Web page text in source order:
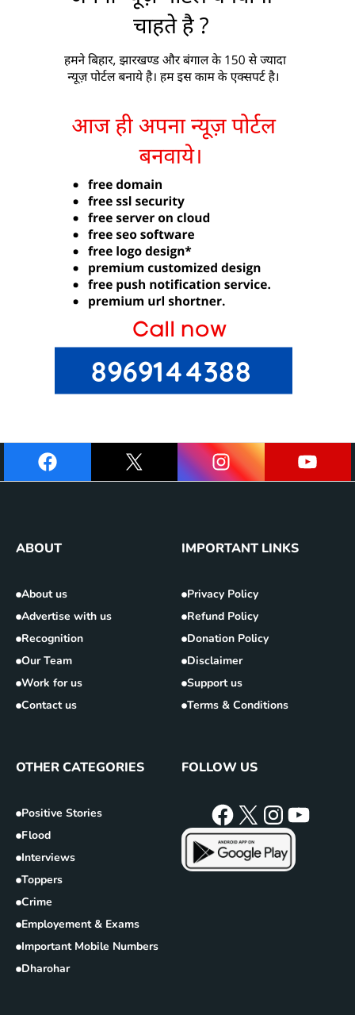
ABOUT
About us
Advertise with us
Recognition
Our Team
Work for us
Contact us
IMPORTANT LINKS
Privacy Policy
Refund Policy
Donation Policy
Disclaimer
Support us
Terms & Conditions
OTHER CATEGORIES
Positive Stories
Flood
Interviews
Toppers
Crime
Employement & Exams
Important Mobile Numbers
Dharohar
FOLLOW US